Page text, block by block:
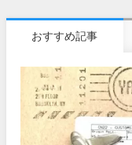
おすすめ記事